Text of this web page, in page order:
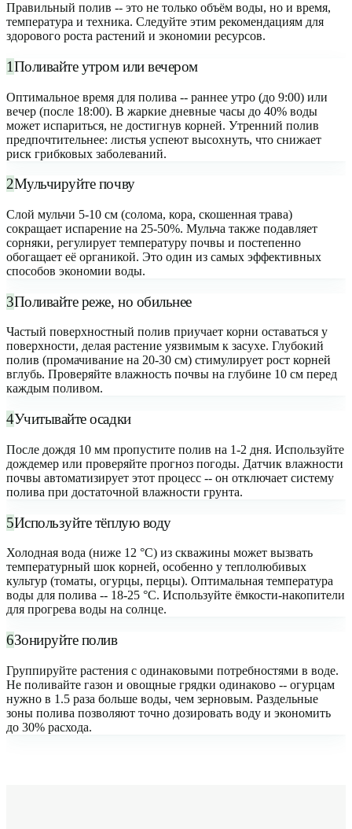
Правильный полив -- это не только объём воды, но и время,
температура и техника. Следуйте этим рекомендациям для
здорового роста растений и экономии ресурсов.
1Поливайте утром или вечером
Оптимальное время для полива -- раннее утро (до 9:00) или
вечер (после 18:00). В жаркие дневные часы до 40% воды
может испариться, не достигнув корней. Утренний полив
предпочтительнее: листья успеют высохнуть, что снижает
риск грибковых заболеваний.
2Мульчируйте почву
Слой мульчи 5-10 см (солома, кора, скошенная трава)
сокращает испарение на 25-50%. Мульча также подавляет
сорняки, регулирует температуру почвы и постепенно
обогащает её органикой. Это один из самых эффективных
способов экономии воды.
3Поливайте реже, но обильнее
Частый поверхностный полив приучает корни оставаться у
поверхности, делая растение уязвимым к засухе. Глубокий
полив (промачивание на 20-30 см) стимулирует рост корней
вглубь. Проверяйте влажность почвы на глубине 10 см перед
каждым поливом.
4Учитывайте осадки
После дождя 10 мм пропустите полив на 1-2 дня. Используйте
дождемер или проверяйте прогноз погоды. Датчик влажности
почвы автоматизирует этот процесс -- он отключает систему
полива при достаточной влажности грунта.
5Используйте тёплую воду
Холодная вода (ниже 12 °C) из скважины может вызвать
температурный шок корней, особенно у теплолюбивых
культур (томаты, огурцы, перцы). Оптимальная температура
воды для полива -- 18-25 °C. Используйте ёмкости-накопители
для прогрева воды на солнце.
6Зонируйте полив
Группируйте растения с одинаковыми потребностями в воде.
Не поливайте газон и овощные грядки одинаково -- огурцам
нужно в 1.5 раза больше воды, чем зерновым. Раздельные
зоны полива позволяют точно дозировать воду и экономить
до 30% расхода.